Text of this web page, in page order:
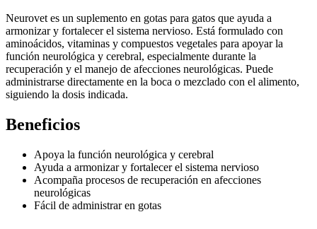
Neurovet es un suplemento en gotas para gatos que ayuda a
armonizar y fortalecer el sistema nervioso. Está formulado con
aminoácidos, vitaminas y compuestos vegetales para apoyar la
función neurológica y cerebral, especialmente durante la
recuperación y el manejo de afecciones neurológicas. Puede
administrarse directamente en la boca o mezclado con el alimento,
siguiendo la dosis indicada.
Beneficios
Apoya la función neurológica y cerebral
Ayuda a armonizar y fortalecer el sistema nervioso
Acompaña procesos de recuperación en afecciones
neurológicas
Fácil de administrar en gotas